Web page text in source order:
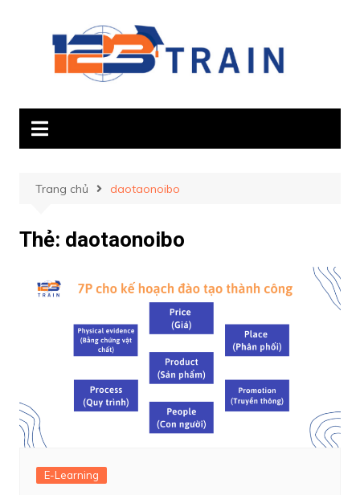
Trang chủ daotaonoibo
Thẻ: daotaonoibo
E-Learning